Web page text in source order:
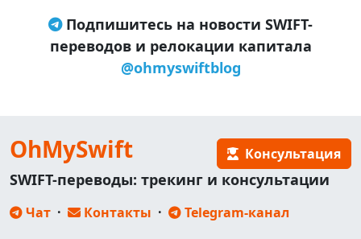
Подпишитесь на новости SWIFT-
переводов и релокации капитала
@ohmyswiftblog
OhMySwift Консультация
SWIFT-переводы: трекинг и консультации
Чат · Контакты · Telegram-канал